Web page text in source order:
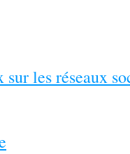
les réseaux